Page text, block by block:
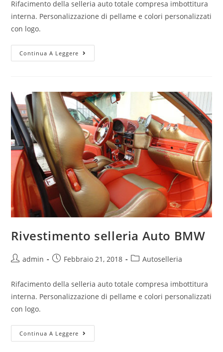
Rifacimento della selleria auto totale compresa imbottitura
interna. Personalizzazione di pellame e colori personalizzati
con logo.
Continua A Leggere
Rivestimento selleria Auto BMW
admin Febbraio 21, 2018 Autoselleria
Rifacimento della selleria auto totale compresa imbottitura
interna. Personalizzazione di pellame e colori personalizzati
con logo.
Continua A Leggere